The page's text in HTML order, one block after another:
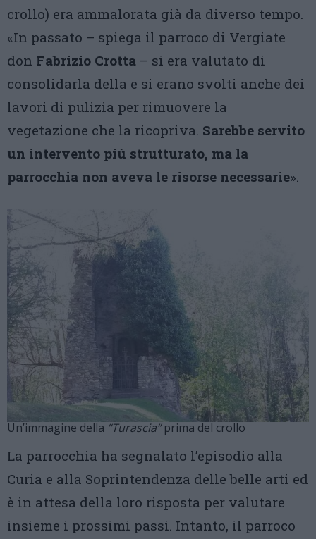
crollo) era ammalorata già da diverso tempo.
«In passato – spiega il parroco di Vergiate
don Fabrizio Crotta – si era valutato di
consolidarla della e si erano svolti anche dei
lavori di pulizia per rimuovere la
vegetazione che la ricopriva. Sarebbe servito
un intervento più strutturato, ma la
parrocchia non aveva le risorse necessarie».
Un’immagine della “Turascia”prima del crollo
La parrocchia ha segnalato l’episodio alla
Curia e alla Soprintendenza delle belle arti ed
è in attesa della loro risposta per valutare
insieme i prossimi passi. Intanto, il parroco